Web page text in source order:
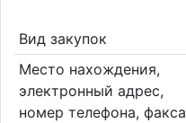
Вид закупок
Место нахождения,
электронный адрес,
номер телефона, факса